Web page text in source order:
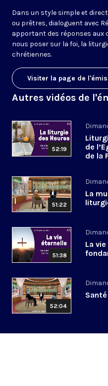
Dans un style simple et
ou prêtres, dialoguent avec
apportant des réponses aux
nous poser sur la foi, la
chrétiennes.
Visiter la page de
Autres vidéos de
52:19
de
de la
51:22
La
51:38
La
52:04